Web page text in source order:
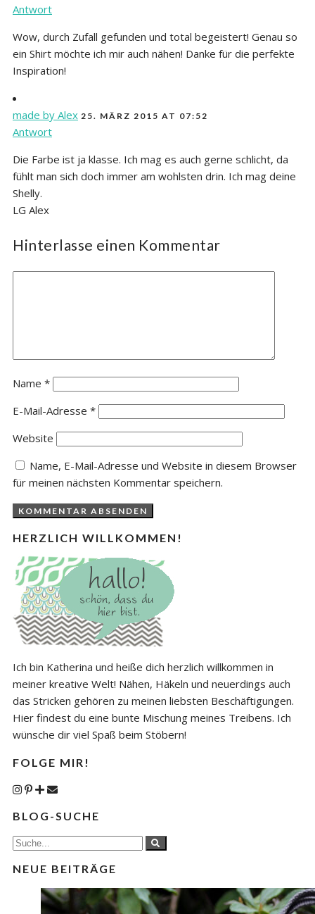
Antwort
Wow, durch Zufall gefunden und total begeistert! Genau so
ein Shirt möchte ich mir auch nähen! Danke für die perfekte
Inspiration!
made by Alex 25. MÄRZ 2015 AT 07:52
Antwort
Die Farbe ist ja klasse. Ich mag es auch gerne schlicht, da
fühlt man sich doch immer am wohlsten drin. Ich mag deine
Shelly.
LG Alex
Hinterlasse einen Kommentar
Name *
E-Mail-Adresse *
Website
Name, E-Mail-Adresse und Website in diesem Browser
für meinen nächsten Kommentar speichern.
HERZLICH WILLKOMMEN!
Ich bin Katherina und heiße dich herzlich willkommen in
meiner kreative Welt! Nähen, Häkeln und neuerdings auch
das Stricken gehören zu meinen liebsten Beschäftigungen.
Hier findest du eine bunte Mischung meines Treibens. Ich
wünsche dir viel Spaß beim Stöbern!
FOLGE MIR!
BLOG-SUCHE
NEUE BEITRÄGE